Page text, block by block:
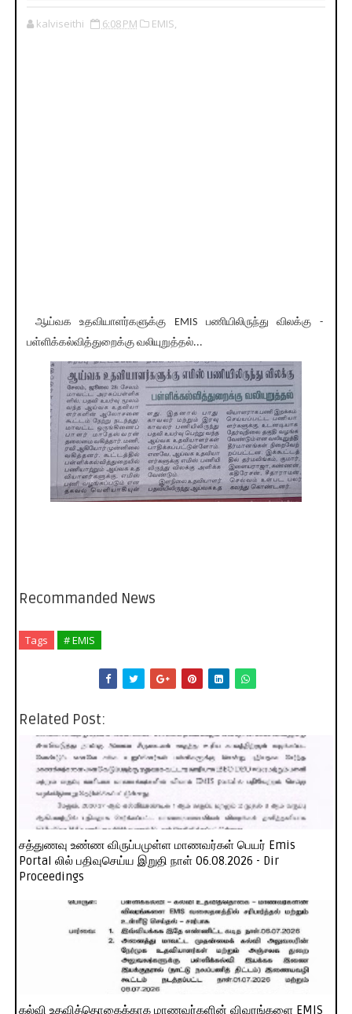
kalviseithi 6:08 PM EMIS,
ஆய்வக உதவியாளர்களுக்கு EMIS பணியிலிருந்து விலக்கு -
பள்ளிக்கல்வித்துறைக்கு வலியுறுத்தல்...
Recommanded News
Tags # EMIS
Related Post:
சத்துணவு உண்ண விருப்பமுள்ள மாணவர்கள் பெயர் Emis
Portal லில் பதிவுசெய்ய இறுதி நாள் 06.08.2026 - Dir
Proceedings
கல்வி உதவித்தொகைக்காக மாணவர்களின் விவரங்களை EMIS